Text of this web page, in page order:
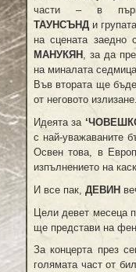
части – в
ТАУНСЪНД и
на сцената заедно
МАНУКЯН , за да
на миналата
Във втората ще
от неговото излизане.
Идеята за
с най-уважаваните
Освен това, в
изпълнението на
И все пак, ДЕВИН
Цели девет месеца
ще представи на
За концерта през
голямата част от